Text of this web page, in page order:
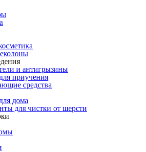
и антигрызины
приучения
средства
дома
для чистки от шерсти